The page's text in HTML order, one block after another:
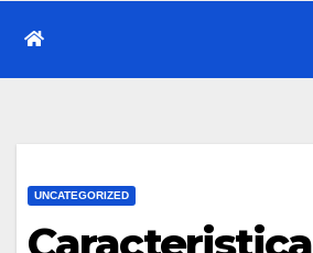
UNCATEGORIZED